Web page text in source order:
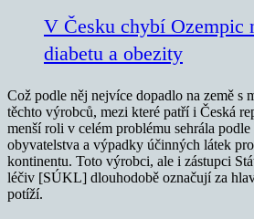
V Česku chybí Ozempic
diabetu a obezity
Což podle něj nejvíce dopadlo na země s
těchto výrobců, mezi které patří i Česká
menší roli v celém problému sehrála
obyvatelstva a výpadky účinných látek
kontinentu. Toto výrobci, ale i zástupci
léčiv [SÚKL] dlouhodobě označují za
potíží.